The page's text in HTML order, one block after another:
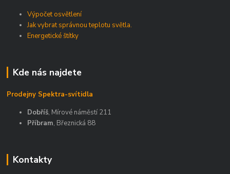
Výpočet osvětlení
Jak vybrat správnou teplotu světla.
Energetické štítky
Kde nás najdete
Prodejny Spektra-svítidla
Dobříš, Mírové náměstí 211
Příbram, Březnická 88
Kontakty